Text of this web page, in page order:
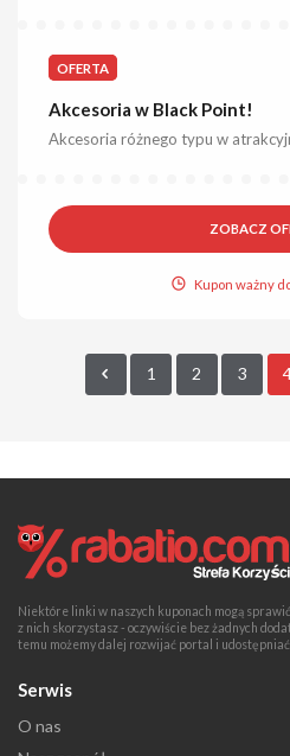
OFERTA
Akcesoria w Black Point!
Akcesoria różnego typu w
ZOBACZ
Kupon ważny
1 2 3
Niektóre linki w naszych kuponach mogą
z nich skorzystasz - oczywiście bez żadnych
temu możemy dalej rozwijać portal i
Serwis
O nas